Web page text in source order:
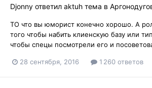
Djonny ответил aktuh тема в
ТО что вы юморист конечно хорошо. А
того чтобы набить клиенскую базу или
чтобы спецы посмотрели его и
28 сентября, 2016 1 260 ответов